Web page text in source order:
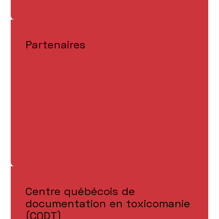
Partenaires
Centre québécois de
documentation en toxicomanie
(CQDT)